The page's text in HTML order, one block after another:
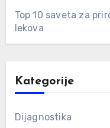
Top 10 saveta za
lekova
Kategorije
Dijagnostika